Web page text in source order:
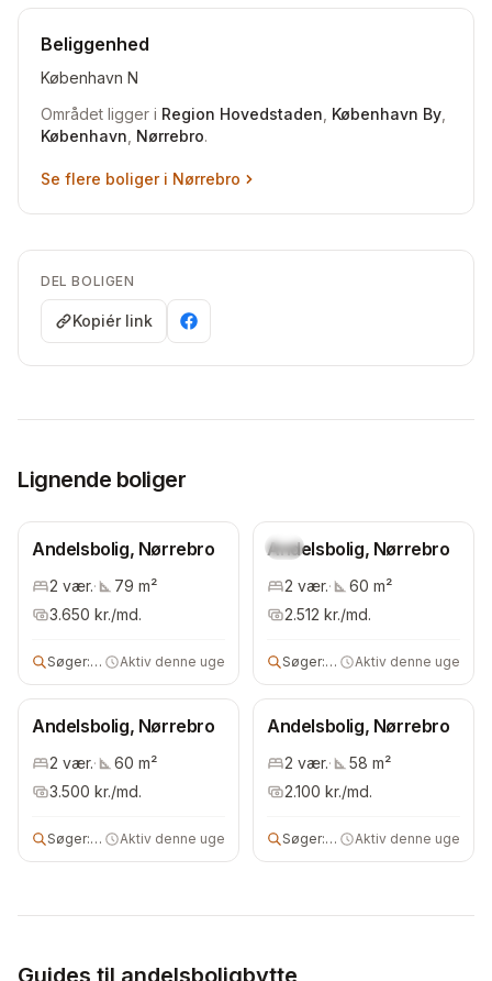
Beliggenhed
København N
Området ligger i Region Hovedstaden København By
København Nørrebro.
Se flere boliger i Nørrebro
DEL BOLIGEN
Kopiér link
Lignende boliger
Andelsbolig, Nørrebro
2 vær.· 79 m²
3.650 kr./md.
Søger:2 vær bolig
Aktiv denne uge
Ny
Andelsbolig, Nørrebro
2 vær.· 60 m²
2.512 kr./md.
Søger:3 vær andelsbolig
Aktiv denne uge
Andelsbolig, Nørrebro
2 vær.· 60 m²
3.500 kr./md.
Søger:2 vær andelsbolig
Aktiv denne uge
Andelsbolig, Nørrebro
2 vær.· 58 m²
2.100 kr./md.
Søger:2 vær andelsbolig
Aktiv denne uge
Guides til andelsboligbytte